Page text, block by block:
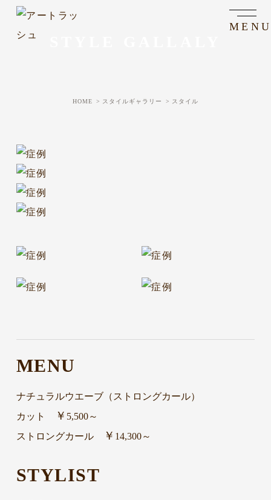
HOME スタイルギャラリー スタイル
MENU
ナチュラルウエーブ（ストロングカール）
カット
￥ 5,500～
ストロングカール
￥ 14,300～
STYLIST